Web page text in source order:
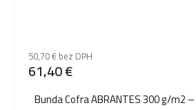
50,70 € bez DPH
61,40 €
Bunda Cofra ABRANTES 300 g/m2